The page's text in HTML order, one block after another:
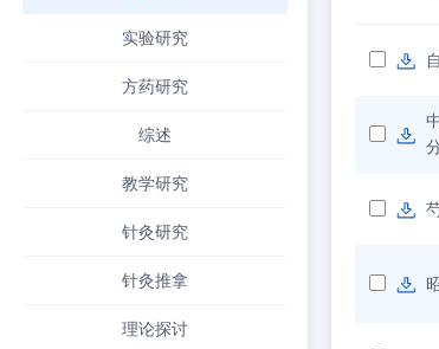
实验研究
方药研究
综述
教学研究
针灸研究
针灸推拿
理论探讨